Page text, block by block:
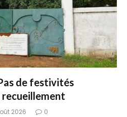
de festivités
recueillement
2026 0